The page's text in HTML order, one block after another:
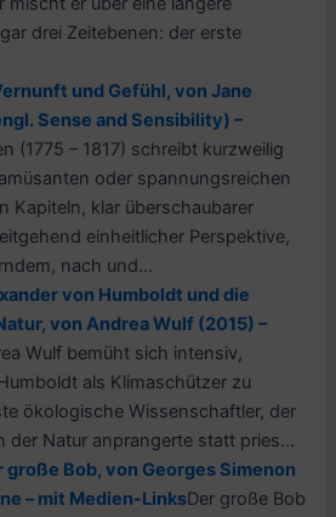
drei Zeitebenen: der erste
und Gefühl, von Jane
Sense and Sensibility) –
(1775 – 1817) schreibt kurzweilig
oder spannungsreichen
Kapiteln, klar überschaubarer
einheitlicher Perspektive,
nach und...
von Humboldt und die
von Andrea Wulf (2015) –
Wulf bemüht sich intensiv,
als Klimaschützer zu
ökologische Wissenschaftler, der
der Natur anprangerte statt pries...
große Bob, von Georges Simenon
– mit Medien-LinksDer große Bob